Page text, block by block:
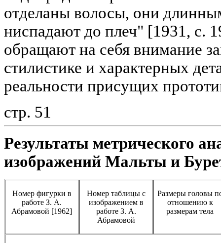
отделаны волосы, они
ниспадают до плеч" [1931, с.
обращают на себя внимание
стилистике и характерных
реальности присущих
стр. 51
Результаты метрического
изображений Мальты и
Номер фигурки в
работе З. А.
Абрамовой [1962]
Номер таблицы с
изображением в
работе З. А.
Абрамовой
Размеры головы
отношению к
размерам тела